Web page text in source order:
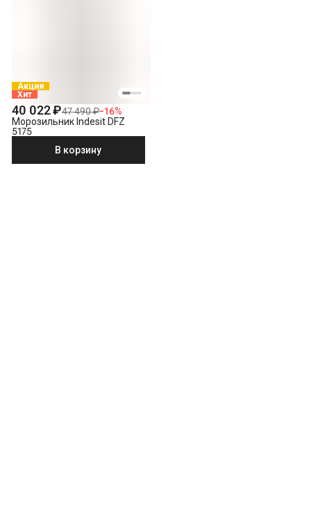
Акция
Хит
40 022 ₽47 490 ₽−16%
Морозильник Indesit DFZ
5175
В корзину